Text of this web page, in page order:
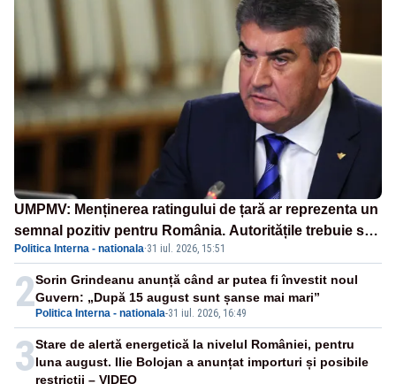
UMPMV: Menținerea ratingului de țară ar reprezenta un
semnal pozitiv pentru România. Autoritățile trebuie să
continue consolidarea stabilității economice și
financiare
Politica Interna - nationala·31 iul. 2026, 15:51
2 Politica Interna - nationala-31 iul. 2026, 16:49
Sorin Grindeanu anunță când ar putea fi învestit noul
Guvern: „După 15 august sunt șanse mai mari”
3Stare de alertă energetică la nivelul României, pentru
luna august. Ilie Bolojan a anunțat importuri și posibile
restricții – VIDEO